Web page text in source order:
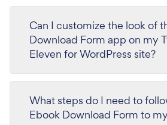
Can I customize the look of
Download Form app on my
Eleven for WordPress site?
What steps do I need to
Ebook Download Form to